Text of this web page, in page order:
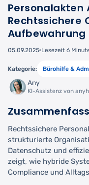
Personalakten
Rechtssichere
Aufbewahrung
05.09.2025 Lesezeit 6
Kategorie: Bürohilfe &
Any
KI-Assistenz von
Rechtssichere
strukturierte
Datenschutz und
zeigt, wie hybride
Compliance und